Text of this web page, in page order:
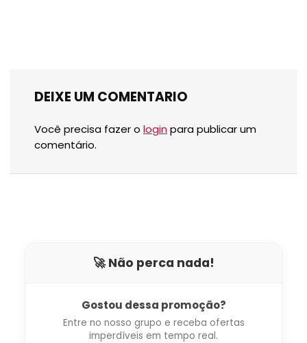
DEIXE UM COMENTARIO
Você precisa fazer o login para publicar um
comentário.
🚀 Não perca nada!
Gostou dessa promoção?
Entre no nosso grupo e receba ofertas
imperdíveis em tempo real.